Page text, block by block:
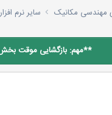
مهندسی مکانیک سایر نرم
**مهم: بازگشایی موقت بخش